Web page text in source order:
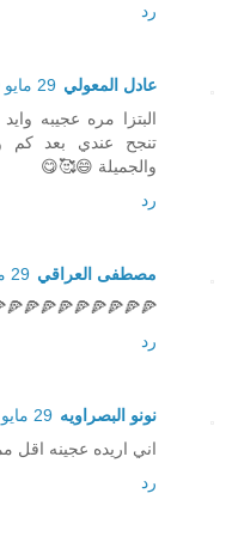
رد
عادل المعولي 29 مايو 2020 في 9:15 م
البتزا مره عجيبه
تنجح عندي بعد كم
والجميلة 😄🥰😋
رد
مصطفى العراقي 29 مايو 2020 في 9:15 م
رد
نونو البصراويه 29 مايو 2020 في 9:15 م
اني اريده عجينه اقل
رد